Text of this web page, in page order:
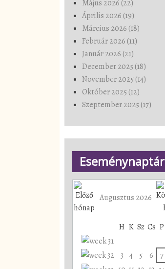
Május 2026 (22)
Április 2026 (19)
Március 2026 (18)
Február 2026 (11)
Január 2026 (21)
December 2025 (18)
November 2025 (14)
Október 2025 (12)
Szeptember 2025 (17)
Eseménynaptár
Augusztus 2026
H K Sz Cs P
3 4 5 6 7